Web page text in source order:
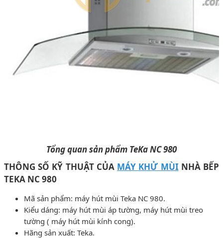
Tổng quan sản phẩm TeKa NC 980
THÔNG SỐ KỸ THUẬT CỦA MÁY KHỬ MÙI NHÀ BẾP
TEKA NC 980
Mã sản phẩm: máy hút mùi Teka NC 980.
Kiểu dáng: máy hút mùi áp tường, máy hút mùi treo
tường ( máy hút mùi kính cong).
Hãng sản xuất: Teka.